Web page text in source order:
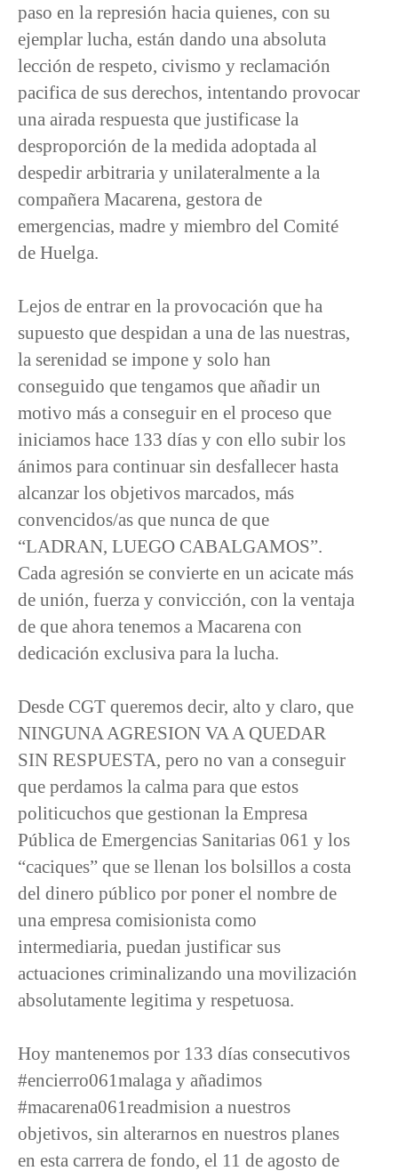
paso en la represión hacia quienes, con su
ejemplar lucha, están dando una absoluta
lección de respeto, civismo y reclamación
pacifica de sus derechos, intentando provocar
una airada respuesta que justificase la
desproporción de la medida adoptada al
despedir arbitraria y unilateralmente a la
compañera Macarena, gestora de
emergencias, madre y miembro del Comité
de Huelga.
Lejos de entrar en la provocación que ha
supuesto que despidan a una de las nuestras,
la serenidad se impone y solo han
conseguido que tengamos que añadir un
motivo más a conseguir en el proceso que
iniciamos hace 133 días y con ello subir los
ánimos para continuar sin desfallecer hasta
alcanzar los objetivos marcados, más
convencidos/as que nunca de que
“LADRAN, LUEGO CABALGAMOS”.
Cada agresión se convierte en un acicate más
de unión, fuerza y convicción, con la ventaja
de que ahora tenemos a Macarena con
dedicación exclusiva para la lucha.
Desde CGT queremos decir, alto y claro, que
NINGUNA AGRESION VA A QUEDAR
SIN RESPUESTA, pero no van a conseguir
que perdamos la calma para que estos
politicuchos que gestionan la Empresa
Pública de Emergencias Sanitarias 061 y los
“caciques” que se llenan los bolsillos a costa
del dinero público por poner el nombre de
una empresa comisionista como
intermediaria, puedan justificar sus
actuaciones criminalizando una movilización
absolutamente legitima y respetuosa.
Hoy mantenemos por 133 días consecutivos
#encierro061malaga y añadimos
#macarena061readmision a nuestros
objetivos, sin alterarnos en nuestros planes
en esta carrera de fondo, el 11 de agosto de